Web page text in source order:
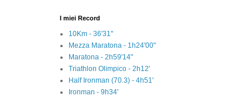
I miei Record
10Km - 36'31"
Mezza Maratona - 1h24'00"
Maratona - 2h59'14"
Triathlon Olimpico - 2h12'
Half Ironman (70.3) - 4h51'
Ironman - 9h34'